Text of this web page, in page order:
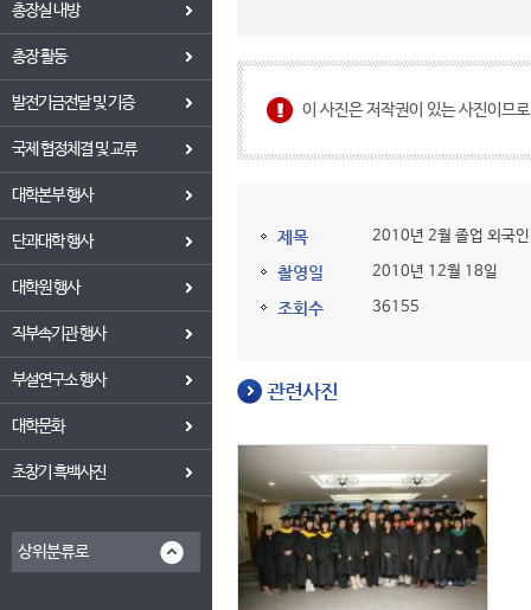
총장실 내방
총장 활동
발전기금전달 및 기증
국제 협정체결 및 교류
대학본부 행사
단과대학 행사
대학원 행사
직부속기관 행사
부설연구소 행사
대학문화
초창기 흑백사진
상위분류로
이 사진은 저작권이 있는 사진이므
제목 2010년 2월 졸업 외국
촬영일 2010년 12월 18일
조회수 36155
관련사진